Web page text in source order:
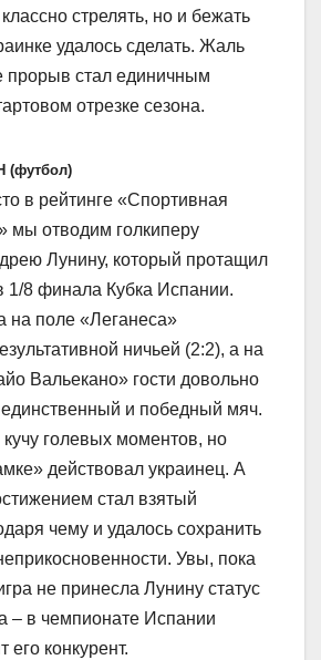
стрелять, но и бежать
удалось сделать. Жаль
прорыв стал единичным
отрезке сезона.
(футбол)
в рейтинге «Спортивная
мы отводим голкиперу
Лунину, который протащил
1/8 финала Кубка Испании.
на поле «Леганеса»
ничьей (2:2), а на
Вальекано» гости довольно
и победный мяч.
голевых моментов, но
действовал украинец. А
стал взятый
чему и удалось сохранить
Увы, пока
не принесла Лунину статус
– в чемпионате Испании
его конкурент.